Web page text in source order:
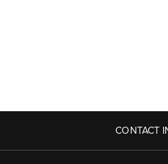
CONTACT